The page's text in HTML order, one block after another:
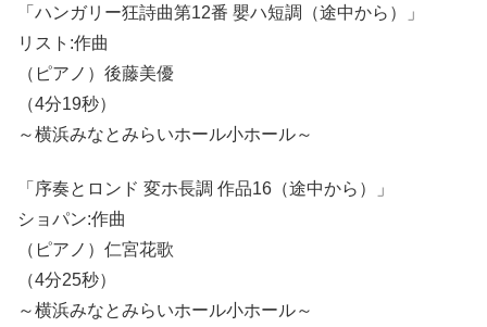
「ハンガリー狂詩曲第12番 嬰ハ短調（途中から）」
リスト:作曲
（ピアノ）後藤美優
（4分19秒）
～横浜みなとみらいホール小ホール～
「序奏とロンド 変ホ長調 作品16（途中から）」
ショパン:作曲
（ピアノ）仁宮花歌
（4分25秒）
～横浜みなとみらいホール小ホール～